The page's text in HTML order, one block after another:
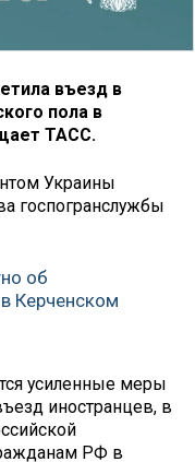
въезд в
пола в
ТАСС.
Украины
госпогранслужбы
об
Керченском
усиленные меры
иностранцев, в
РФ в